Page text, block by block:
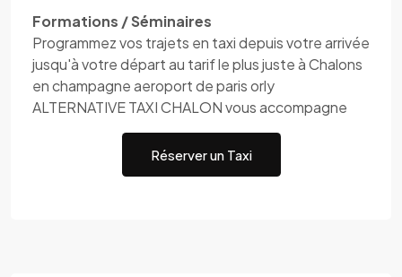
Formations / Séminaires
Programmez vos trajets en taxi depuis votre arrivée
jusqu'à votre départ au tarif le plus juste à Chalons
en champagne aeroport de paris orly
ALTERNATIVE TAXI CHALON vous accompagne
Réserver un Taxi